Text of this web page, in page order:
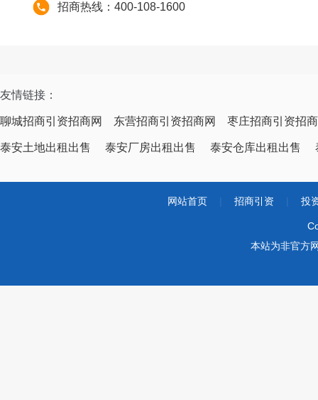
招商热线：400-108-1600
友情链接：
聊城招商引资招商网 东营招商引资招商网 枣庄招商引资招
泰安土地出租出售 泰安厂房出租出售 泰安仓库出租出售
网站首页 招商引资 投
本站为非官方